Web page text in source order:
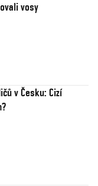
vosy
v Česku: Cizí